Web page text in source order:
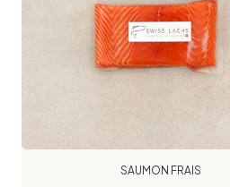
SAUMON FRAIS